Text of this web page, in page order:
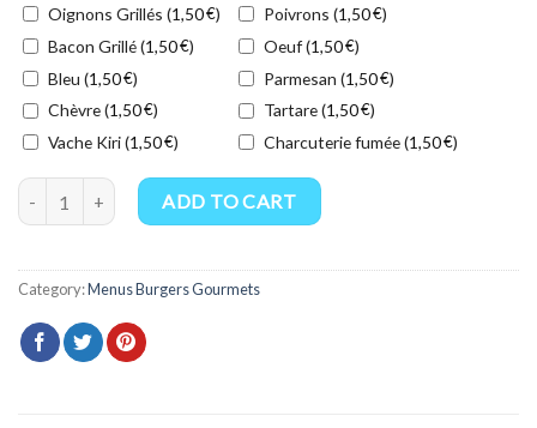
Oignons Grillés (1,50€) Poivrons (1,50€)
Bacon Grillé (1,50€) Oeuf (1,50€)
Bleu (1,50€) Parmesan (1,50€)
Chèvre (1,50€) Tartare (1,50€)
Vache Kiri (1,50€) Charcuterie fumée (1,50€)
Menu L'Authentique quantity
ADD TO CART
Category:Menus Burgers Gourmets